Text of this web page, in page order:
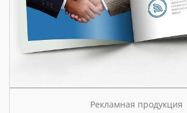
Рекламная продукция